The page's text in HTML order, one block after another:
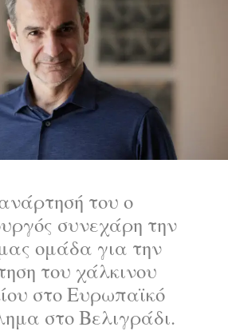
του ο
συνεχάρη την
ομάδα για την
του χάλκινου
στο Ευρωπαϊκό
στο Βελιγράδι.